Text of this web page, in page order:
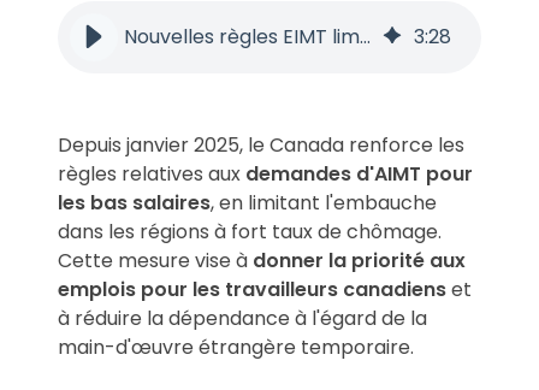
Nouvelles règles EIMT limitent l'embauche de travailleurs étrangers 3:28
Depuis janvier 2025, le Canada renforce les
règles relatives aux demandes d'AIMT pour
les bas salaires, en limitant l'embauche
dans les régions à fort taux de chômage.
Cette mesure vise à donner la priorité aux
emplois pour les travailleurs canadienset
à réduire la dépendance à l'égard de la
main-d'œuvre étrangère temporaire.